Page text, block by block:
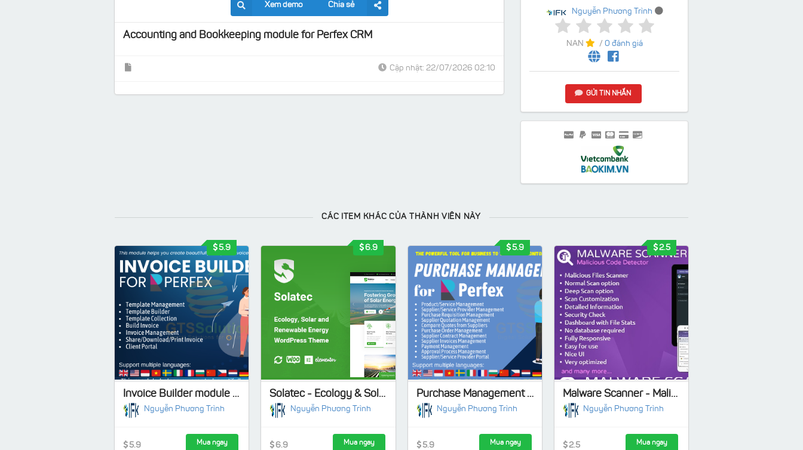
Xem demo Chia sẻ
Accounting and Bookkeeping module for Perfex CRM
Cập nhật: 22/07/2026 02:10
Nguyễn Phương Trình
NAN / 0 đánh giá
GỬI TIN NHẮN
CÁC ITEM KHÁC CỦA THÀNH VIÊN NÀY
Invoice Builder module for Perfex CRM
Nguyễn Phương Trình
5.9 Mua ngay
5.9
Solatec - Ecology & Solar Energy WordPress Theme
Nguyễn Phương Trình
6.9 Mua ngay
6.9
Purchase Management module for Perfex CRM
Nguyễn Phương Trình
5.9 Mua ngay
5.9
Malware Scanner - Malicious Code Detector
Nguyễn Phương Trình
2.5 Mua ngay
2.5